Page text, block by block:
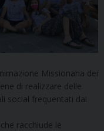
Missionaria dei
di realizzare delle
social frequentati dai
racchiude le